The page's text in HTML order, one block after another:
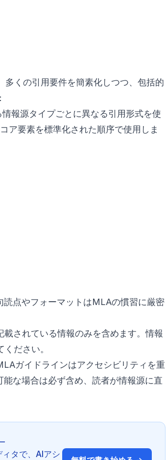
くの引用要件を簡素化しつつ、包括的
情報源タイプごとに異なる引用形式を使
ア要素を標準化された順序で使用しま
読点やフォーマットはMLAの慣習に厳密
載されている情報のみを含めます。情報
ださい。
ガイドラインはアクセシビリティを重
な場合は必ず含め、読者が情報源に直
タで、AIアシ